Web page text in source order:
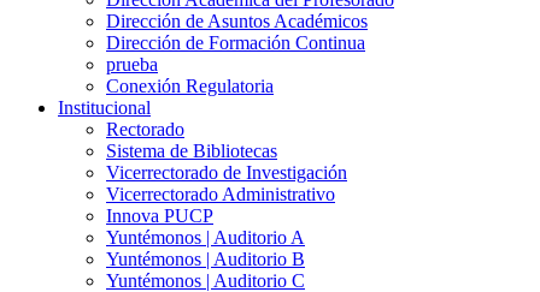
Dirección de Asuntos Académicos
Dirección de Formación Continua
prueba
Conexión Regulatoria
Institucional
Rectorado
Sistema de Bibliotecas
Vicerrectorado de Investigación
Vicerrectorado Administrativo
Innova PUCP
Yuntémonos | Auditorio A
Yuntémonos | Auditorio B
Yuntémonos | Auditorio C